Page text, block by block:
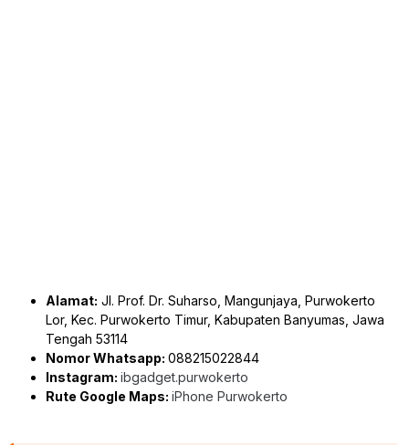
Alamat: Jl. Prof. Dr. Suharso, Mangunjaya, Purwokerto
Lor, Kec. Purwokerto Timur, Kabupaten Banyumas, Jawa
Tengah 53114
Nomor Whatsapp: 088215022844
Instagram: ibgadget.purwokerto
Rute Google Maps: iPhone Purwokerto